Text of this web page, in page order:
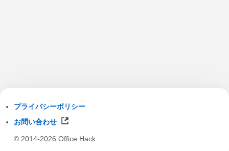
プライバシーポリシー
お問い合わせ
© 2014-2026 Office Hack